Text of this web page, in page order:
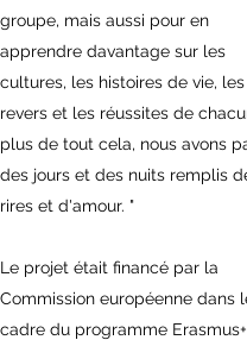
groupe, mais aussi pour en
apprendre davantage sur les
cultures, les histoires de vie, les
revers et les réussites de
plus de tout cela, nous avons
des jours et des nuits remplis
rires et d'amour. "
Le projet était financé par la
Commission européenne dans
cadre du programme